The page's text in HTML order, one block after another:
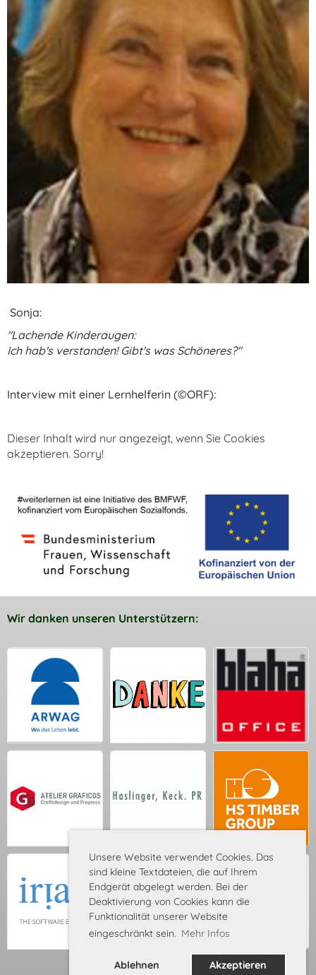
Unsere Website verwendet Cookies. Das
sind kleine Textdateien, die auf Ihrem
Endgerät abgelegt werden. Bei der
Deaktivierung von Cookies kann die
Funktionalität unserer Website
eingeschränkt sein. Mehr Infos
Ablehnen Akzeptieren
Sonja:
"Lachende Kinderaugen:
Ich hab's verstanden! Gibt's was Schöneres?"
Interview mit einer Lernhelferin (©ORF):
Dieser Inhalt wird nur angezeigt, wenn Sie Cookies
akzeptieren. Sorry!
Wir danken unseren Unterstützern: